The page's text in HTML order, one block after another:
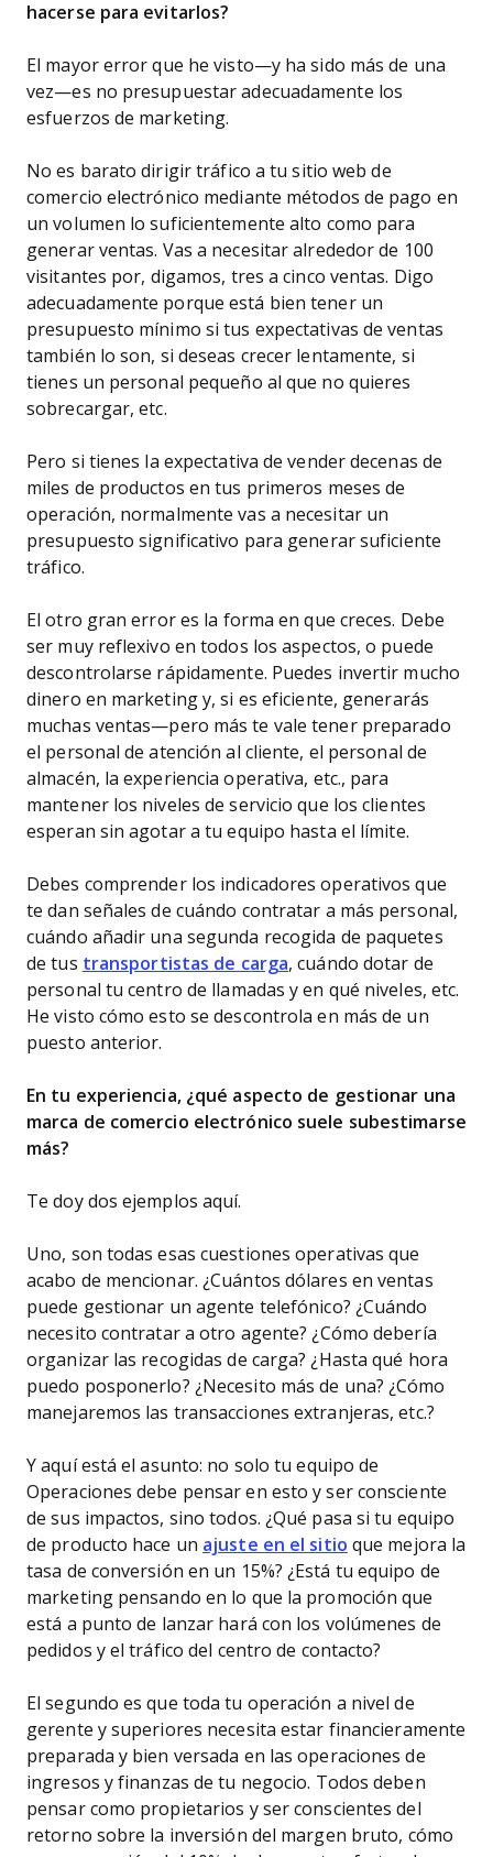
hacerse para evitarlos?
El mayor error que he visto—y ha sido más de una
vez—es no presupuestar adecuadamente los
esfuerzos de marketing.
No es barato dirigir tráfico a tu sitio web de
comercio electrónico mediante métodos de pago en
un volumen lo suficientemente alto como para
generar ventas. Vas a necesitar alrededor de 100
visitantes por, digamos, tres a cinco ventas. Digo
adecuadamente porque está bien tener un
presupuesto mínimo si tus expectativas de ventas
también lo son, si deseas crecer lentamente, si
tienes un personal pequeño al que no quieres
sobrecargar, etc.
Pero si tienes la expectativa de vender decenas de
miles de productos en tus primeros meses de
operación, normalmente vas a necesitar un
presupuesto significativo para generar suficiente
tráfico.
El otro gran error es la forma en que creces. Debe
ser muy reflexivo en todos los aspectos, o puede
descontrolarse rápidamente. Puedes invertir mucho
dinero en marketing y, si es eficiente, generarás
muchas ventas—pero más te vale tener preparado
el personal de atención al cliente, el personal de
almacén, la experiencia operativa, etc., para
mantener los niveles de servicio que los clientes
esperan sin agotar a tu equipo hasta el límite.
Debes comprender los indicadores operativos que
te dan señales de cuándo contratar a más personal,
cuándo añadir una segunda recogida de paquetes
de tus transportistas de carga, cuándo dotar de
personal tu centro de llamadas y en qué niveles, etc.
He visto cómo esto se descontrola en más de un
puesto anterior.
En tu experiencia, ¿qué aspecto de gestionar una
marca de comercio electrónico suele subestimarse
más?
Te doy dos ejemplos aquí.
Uno, son todas esas cuestiones operativas que
acabo de mencionar. ¿Cuántos dólares en ventas
puede gestionar un agente telefónico? ¿Cuándo
necesito contratar a otro agente? ¿Cómo debería
organizar las recogidas de carga? ¿Hasta qué hora
puedo posponerlo? ¿Necesito más de una? ¿Cómo
manejaremos las transacciones extranjeras, etc.?
Y aquí está el asunto: no solo tu equipo de
Operaciones debe pensar en esto y ser consciente
de sus impactos, sino todos. ¿Qué pasa si tu equipo
de producto hace un ajuste en el sitio que mejora la
tasa de conversión en un 15%? ¿Está tu equipo de
marketing pensando en lo que la promoción que
está a punto de lanzar hará con los volúmenes de
pedidos y el tráfico del centro de contacto?
El segundo es que toda tu operación a nivel de
gerente y superiores necesita estar financieramente
preparada y bien versada en las operaciones de
ingresos y finanzas de tu negocio. Todos deben
pensar como propietarios y ser conscientes del
retorno sobre la inversión del margen bruto, cómo